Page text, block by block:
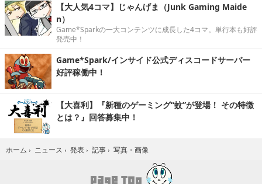
【大人気4コマ】じゃんげま（Junk Gaming Maide
n）
Game*Sparkの一大コンテンツに成長した4コマ。単行本も好評
発売中！
Game*Spark/インサイド公式ディスコードサーバー
好評稼働中！
【大喜利】『新種のゲーミング“蚊”が登場！ その特徴
とは？』回答募集中！
ホーム › ニュース › 発表 › 記事 › 写真・画像